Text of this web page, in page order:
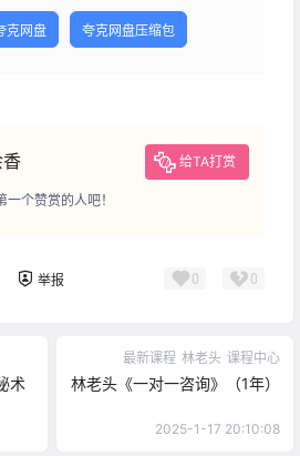
克网盘 夸克网盘压缩包
给TA打赏
个赞赏的人吧！
举报 0 0
术
最新课程 林老头 课程中心
林老头《一对一咨询》（1年）
2025-1-17 20:10:08